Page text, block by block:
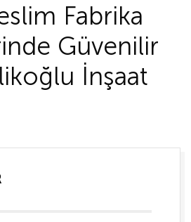
Fabrika
Güvenilir
İnşaat